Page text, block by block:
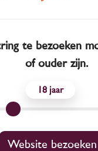
2023
Verenigde
te bezoeken
of ouder zijn.
18
Website bezoeken